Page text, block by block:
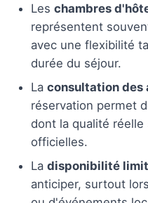
Les chambres
représentent
avec une flexibilité
durée du séjour.
La consultation des
réservation permet
dont la qualité
officielles.
La disponibilité
anticiper, surtout